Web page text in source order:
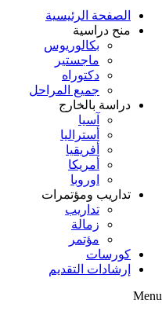
الصفحة الرئيسية
منح دراسية
بكالوريوس
ماجستير
دكتوراه
جميع المراحل
دراسة بالخارج
آسيا
أستراليا
أفريقيا
أمريكا
اوروبا
تداريب ومؤتمرات
تداريب
زمالة
مؤتمر
كورسات
إرشادات التقديم
Menu